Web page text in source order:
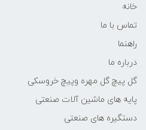
خانه
تماس با ما
راهنما
درباره ما
گل پیچ گل مهره وپیچ خروسکی
پایه های ماشین آلات صنعتی
دستگیره های صنعتی